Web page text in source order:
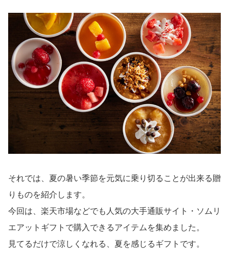
それでは、夏の暑い季節を元気に乗り切ることが出来る贈
りものを紹介します。
今回は、楽天市場などでも人気の大手通販サイト・ソムリ
エアットギフトで購入できるアイテムを集めました。
見てるだけで涼しくなれる、夏を感じるギフトです。